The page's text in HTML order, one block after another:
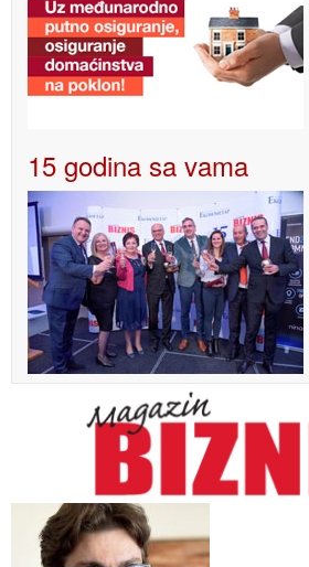
15 godina sa vama